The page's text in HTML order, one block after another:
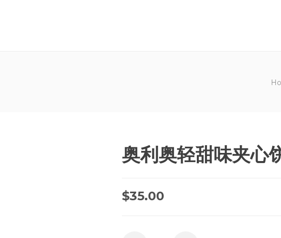
奥利奥轻甜味夹心
$35.00